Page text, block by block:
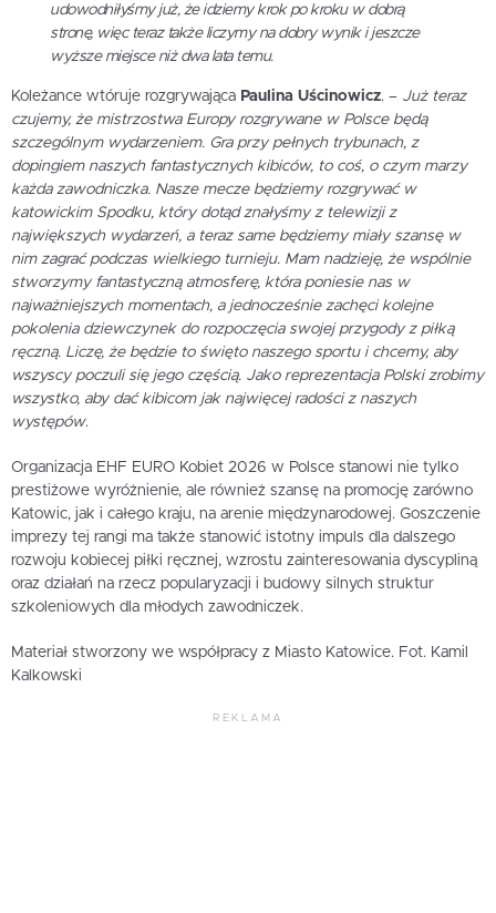
udowodniłyśmy już, że idziemy krok po kroku w dobrą
stronę, więc teraz także liczymy na dobry wynik i jeszcze
wyższe miejsce niż dwa lata temu.
Koleżance wtóruje rozgrywająca Paulina Uścinowicz. – Już teraz
czujemy, że mistrzostwa Europy rozgrywane w Polsce będą
szczególnym wydarzeniem. Gra przy pełnych trybunach, z
dopingiem naszych fantastycznych kibiców, to coś, o czym marzy
każda zawodniczka. Nasze mecze będziemy rozgrywać w
katowickim Spodku, który dotąd znałyśmy z telewizji z
największych wydarzeń, a teraz same będziemy miały szansę w
nim zagrać podczas wielkiego turnieju. Mam nadzieję, że wspólnie
stworzymy fantastyczną atmosferę, która poniesie nas w
najważniejszych momentach, a jednocześnie zachęci kolejne
pokolenia dziewczynek do rozpoczęcia swojej przygody z piłką
ręczną. Liczę, że będzie to święto naszego sportu i chcemy, aby
wszyscy poczuli się jego częścią. Jako reprezentacja Polski zrobimy
wszystko, aby dać kibicom jak najwięcej radości z naszych
występów.
Organizacja EHF EURO Kobiet 2026 w Polsce stanowi nie tylko
prestiżowe wyróżnienie, ale również szansę na promocję zarówno
Katowic, jak i całego kraju, na arenie międzynarodowej. Goszczenie
imprezy tej rangi ma także stanowić istotny impuls dla dalszego
rozwoju kobiecej piłki ręcznej, wzrostu zainteresowania dyscypliną
oraz działań na rzecz popularyzacji i budowy silnych struktur
szkoleniowych dla młodych zawodniczek.
Materiał stworzony we współpracy z Miasto Katowice. Fot. Kamil
Kalkowski
REKLAMA